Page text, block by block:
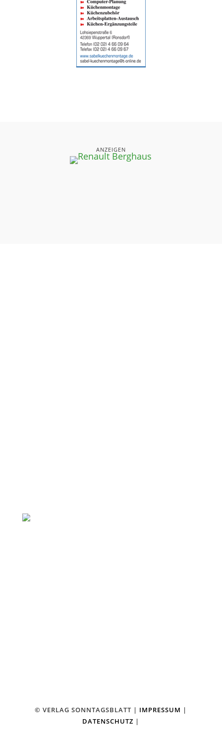
ANZEIGEN
© VERLAG SONNTAGSBLATT | IMPRESSUM |
DATENSCHUTZ |